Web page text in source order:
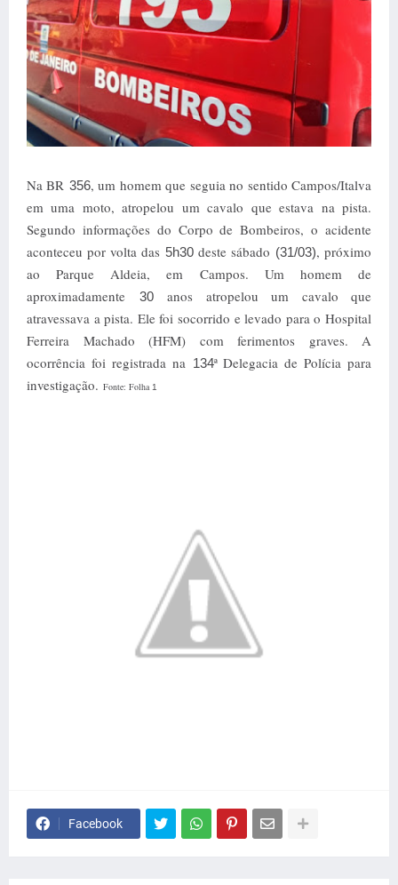
Na BR 356, um homem que seguia no sentido Campos/Italva
em uma moto, atropelou um cavalo que estava na pista.
Segundo informações do Corpo de Bombeiros, o acidente
aconteceu por volta das 5h30deste sábado (31/03), próximo
ao Parque Aldeia, em Campos. Um homem de
aproximadamente
30anos atropelou um cavalo que
atravessava a pista. Ele foi socorrido e levado para o Hospital
Ferreira Machado (HFM) com ferimentos graves. A
ocorrência foi registrada na 134ª Delegacia de Polícia para
investigação. Fonte: Folha1
Facebook